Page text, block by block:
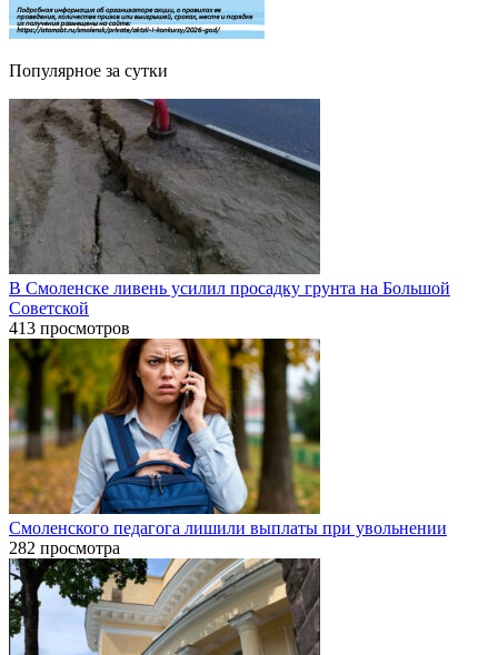
Популярное за сутки
В Смоленске ливень усилил просадку грунта на Большой
Советской
413 просмотров
Смоленского педагога лишили выплаты при увольнении
282 просмотра